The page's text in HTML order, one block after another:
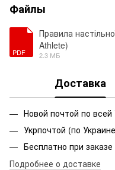
Файлы
PDF
Правила
Athlete)
2.3 МБ
Доставка
Новой почтой по
Укрпочтой (по
Бесплатно при заказе
Подробнее о доставке